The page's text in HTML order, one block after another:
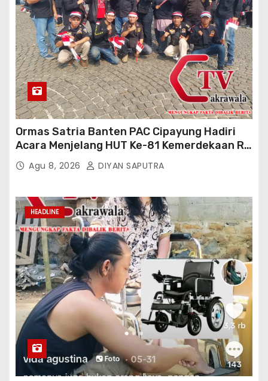
Ormas Satria Banten PAC Cipayung Hadiri
Acara Menjelang HUT Ke-81 Kemerdekaan RI
Di Silang Monas
Agu 8, 2026 DIYAN SAPUTRA
HEADLINE